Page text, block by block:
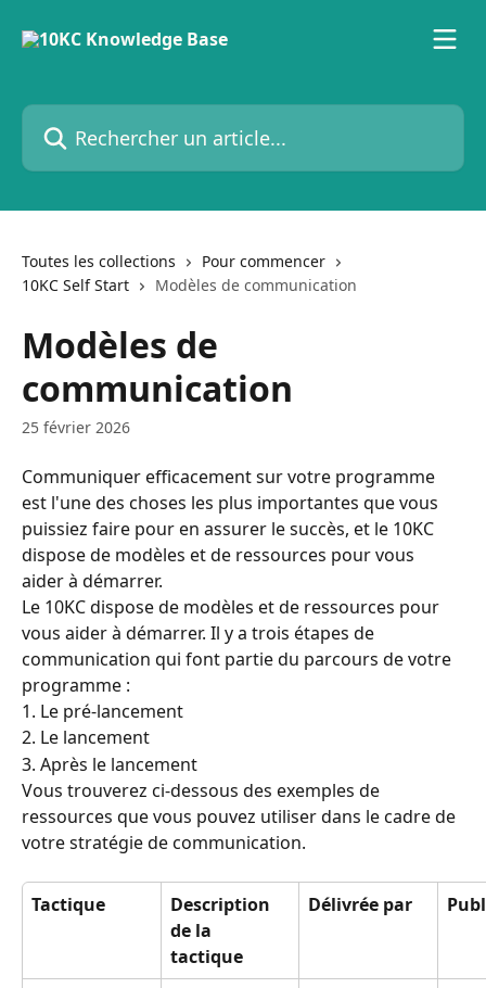
Rechercher un article...
Toutes les collections
Pour commencer
10KC Self Start
Modèles de communication
Modèles de
communication
25 février 2026
Communiquer efficacement sur votre programme
est l'une des choses les plus importantes que vous
puissiez faire pour en assurer le succès, et le 10KC
dispose de modèles et de ressources pour vous
aider à démarrer.
Le 10KC dispose de modèles et de ressources pour
vous aider à démarrer. Il y a trois étapes de
communication qui font partie du parcours de votre
programme :
1. Le pré-lancement
2. Le lancement
3. Après le lancement
Vous trouverez ci-dessous des exemples de
ressources que vous pouvez utiliser dans le cadre de
votre stratégie de communication.
Tactique
Description
de la
tactique
Délivrée par